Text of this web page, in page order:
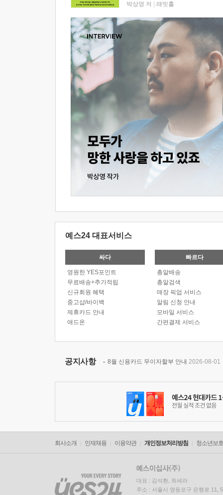
박상영 저 래빗홀
예스24 대표서비스
싸다
영원한 YES포인트
무료배송+추가적립
신규회원 혜택
중고샵/바이백
제휴카드 안내
애드온
빠르다
총알배송
총알검색
매장 픽업 서비스
알림 신청 안내
모바일 서비스
간편결제 서비스
공지사항 8월 신용카드 무이자할부 안내 2026-08-01
회사소개 인재채용 이용약관 개인정보처리방침 청소년보
대표 : 김석환, 최세라
주소 : 서울시 영등포구 은행로 11,